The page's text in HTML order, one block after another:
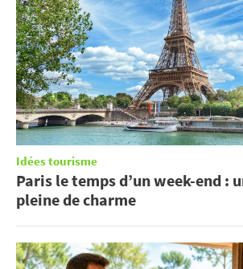
Idées tourisme
Paris le temps d’un week-end :
pleine de charme